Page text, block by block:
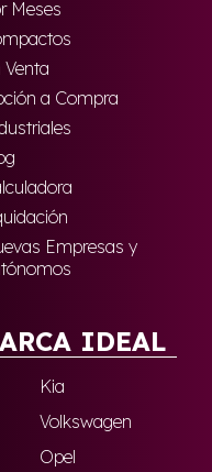
Meses
Venta
a Compra
Empresas y
IDEAL
Kia
Volkswagen
Opel